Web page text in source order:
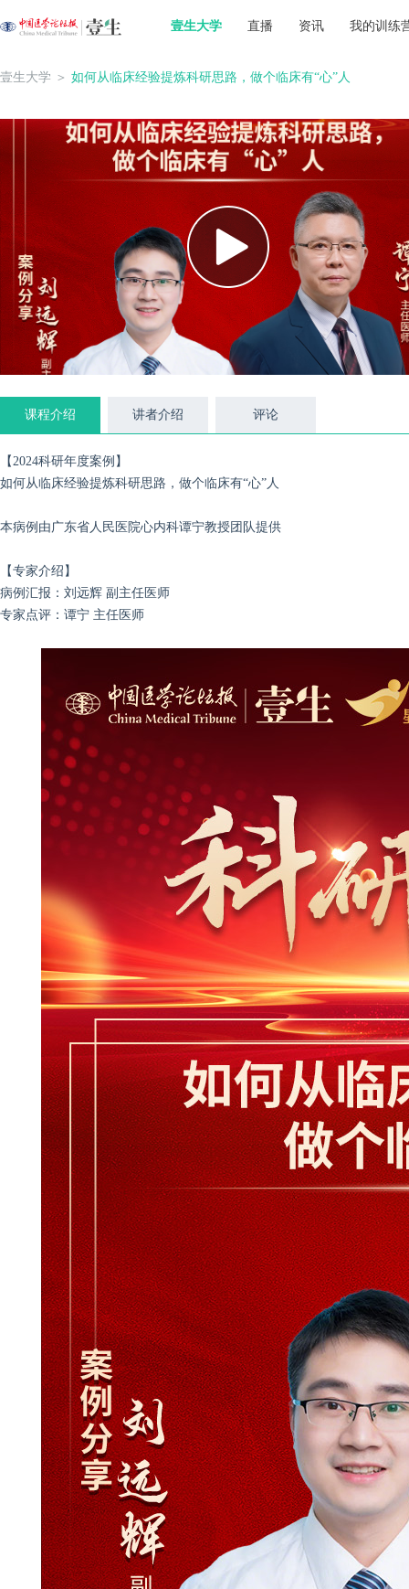
壹生大学 直播 资讯 我的训练
壹生大学 ＞ 如何从临床经验提炼科研思路，做个临床有“心”人
课程介绍 讲者介绍 评论
【2024科研年度案例】
如何从临床经验提炼科研思路，做个临床有“心”人
本病例由广东省人民医院心内科谭宁教授团队提供
【专家介绍】
病例汇报：刘远辉 副主任医师
专家点评：谭宁 主任医师